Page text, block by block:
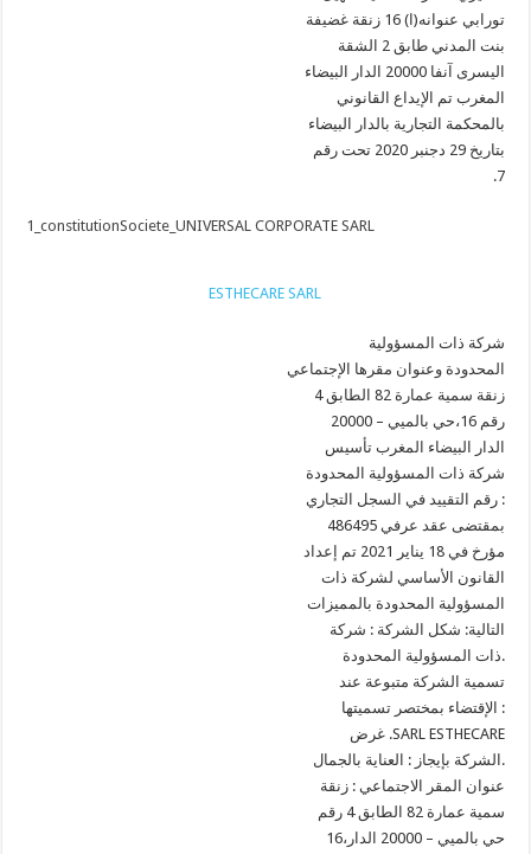
تورابي عنوانه(ا) 16 زنقة غضيفة
بنت المدني طابق 2 الشقة
اليسرى آنفا 20000 الدار البيضاء
المغرب تم الإيداع القانوني
بالمحكمة التجارية بالدار البيضاء
بتاريخ 29 دجنبر 2020 تحت رقم
.7
1_constitutionSociete_UNIVERSAL CORPORATE SARL
ESTHECARE SARL
شركة ذات المسؤولية
المحدودة وعنوان مقرها الإجتماعي
زنقة سمية عمارة 82 الطابق 4
رقم 16،حي بالميي – 20000
الدار البيضاء المغرب تأسيس
شركة ذات المسؤولية المحدودة
رقم التقييد في السجل التجاري :
486495 بمقتضى عقد عرفي
مؤرخ في 18 يناير 2021 تم إعداد
القانون الأساسي لشركة ذات
المسؤولية المحدودة بالمميزات
التالية: شكل الشركة : شركة
ذات المسؤولية المحدودة.
تسمية الشركة متبوعة عند
الإقتضاء بمختصر تسميتها :
غرض .SARL ESTHECARE
الشركة بإيجاز : العناية بالجمال.
عنوان المقر الاجتماعي : زنقة
سمية عمارة 82 الطابق 4 رقم
16،حي بالميي – 20000 الدار